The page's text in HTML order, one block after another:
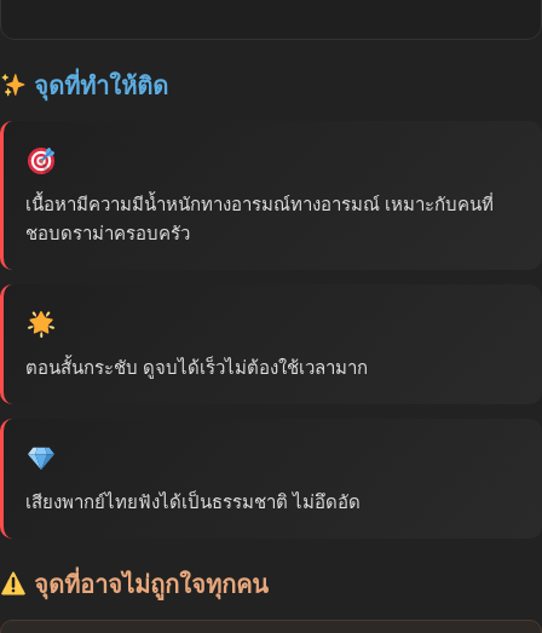
จุดที่ทำให้ติด
เนื้อหามีความมีน้ำหนักทางอารมณ์ทางอารมณ์ เหมาะกับคนที่
ชอบดราม่าครอบครัว
ตอนสั้นกระชับ ดูจบได้เร็วไม่ต้องใช้เวลามาก
เสียงพากย์ไทยฟังได้เป็นธรรมชาติ ไม่อึดอัด
จุดที่อาจไม่ถูกใจทุกคน